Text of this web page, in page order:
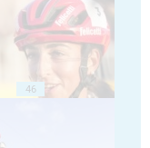
46